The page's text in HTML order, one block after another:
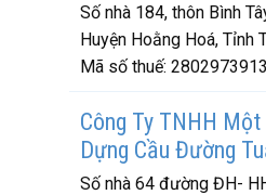
Số nhà 184, thôn Bình
Huyện Hoằng Hoá, Tỉnh
Mã số thuế: 2802973913
Công Ty TNHH Một
Dựng Cầu Đường
Số nhà 64 đường ĐH-